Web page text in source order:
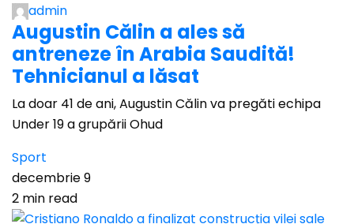
admin
Augustin Călin a ales să
antreneze în Arabia Saudită!
Tehnicianul a lăsat
La doar 41 de ani, Augustin Călin va pregăti echipa
Under 19 a grupării Ohud
Sport
decembrie 9
2 min read